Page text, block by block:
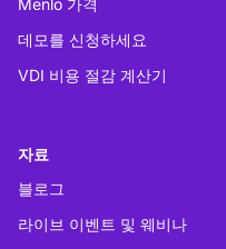
데모를 신청하세요
VDI 비용 절감 계산기
자료
블로그
라이브 이벤트 및 웨비나